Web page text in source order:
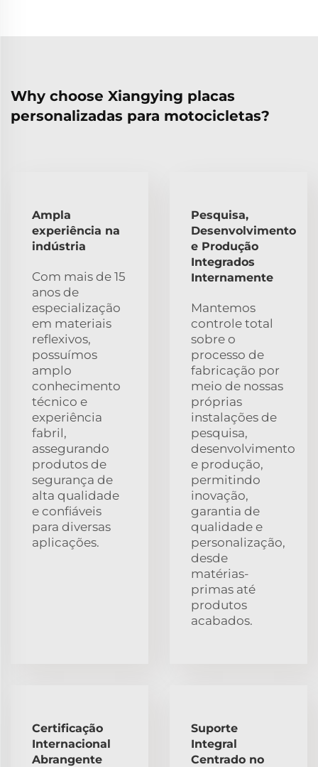
Why choose Xiangying placas
personalizadas para motocicletas?
Ampla
experiência na
indústria
Com mais de 15
anos de
especialização
em materiais
reflexivos,
possuímos
amplo
conhecimento
técnico e
experiência
fabril,
assegurando
produtos de
segurança de
alta qualidade
e confiáveis
para diversas
aplicações.
Pesquisa,
Desenvolvimento
e Produção
Integrados
Internamente
Mantemos
controle total
sobre o
processo de
fabricação por
meio de nossas
próprias
instalações de
pesquisa,
desenvolvimento
e produção,
permitindo
inovação,
garantia de
qualidade e
personalização,
desde
matérias-
primas até
produtos
acabados.
Certificação
Internacional
Abrangente
Suporte
Integral
Centrado no